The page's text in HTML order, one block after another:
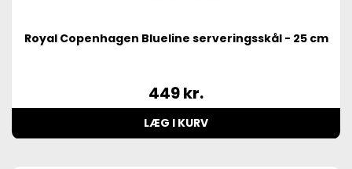
Royal Copenhagen Blueline serveringsskål - 25 cm
449kr.
LÆG I KURV